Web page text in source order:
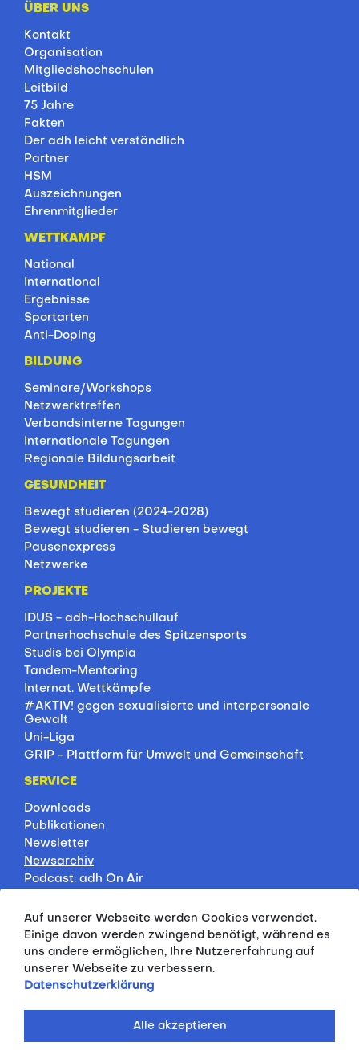
ÜBER UNS
Kontakt
Organisation
Mitgliedshochschulen
Leitbild
75 Jahre
Fakten
Der adh leicht verständlich
Partner
HSM
Auszeichnungen
Ehrenmitglieder
WETTKAMPF
National
International
Ergebnisse
Sportarten
Anti-Doping
BILDUNG
Seminare/Workshops
Netzwerktreffen
Verbandsinterne Tagungen
Internationale Tagungen
Regionale Bildungsarbeit
GESUNDHEIT
Bewegt studieren (2024-2028)
Bewegt studieren - Studieren bewegt
Pausenexpress
Netzwerke
PROJEKTE
IDUS - adh-Hochschullauf
Partnerhochschule des Spitzensports
Studis bei Olympia
Tandem-Mentoring
Internat. Wettkämpfe
#AKTIV! gegen sexualisierte und interpersonale
Gewalt
Uni-Liga
GRIP - Plattform für Umwelt und Gemeinschaft
SERVICE
Downloads
Publikationen
Newsletter
Newsarchiv
Podcast: adh On Air
Rankings
Servicepartner
HSP-Onlinekurse
PRESSE
Auf unserer Webseite werden Cookies verwendet.
Einige davon werden zwingend benötigt, während es
uns andere ermöglichen, Ihre Nutzererfahrung auf
unserer Webseite zu verbessern.
Datenschutzerklärung
Alle akzeptieren